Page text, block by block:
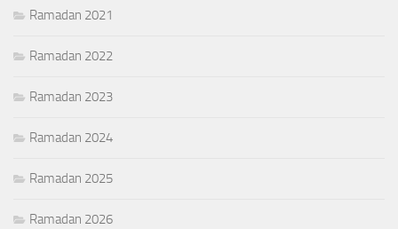
Ramadan 2021
Ramadan 2022
Ramadan 2023
Ramadan 2024
Ramadan 2025
Ramadan 2026